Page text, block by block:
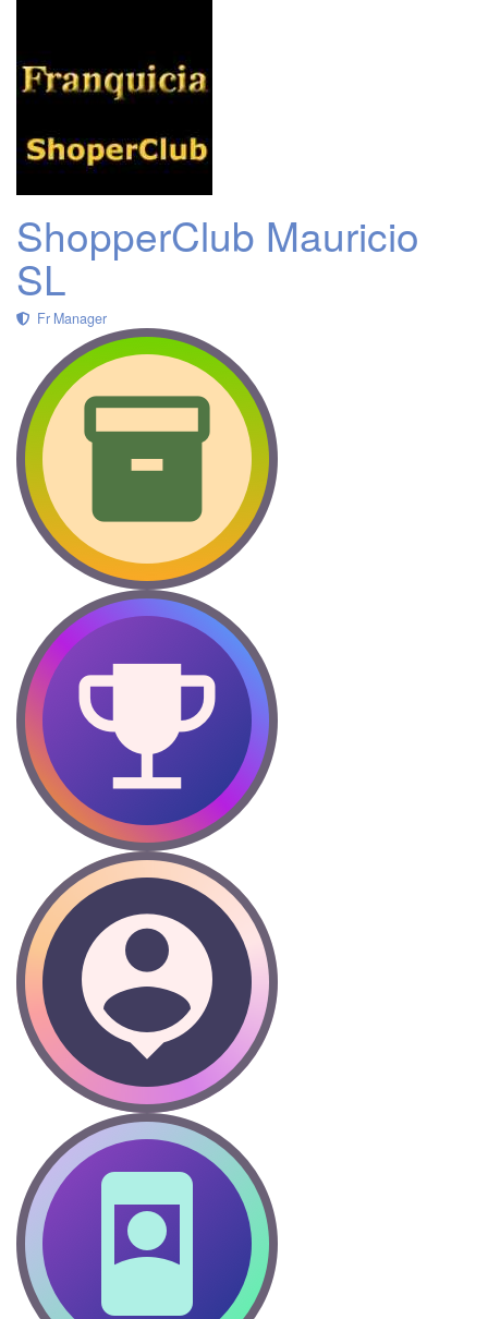
ShopperClub Mauricio
SL
Fr Manager